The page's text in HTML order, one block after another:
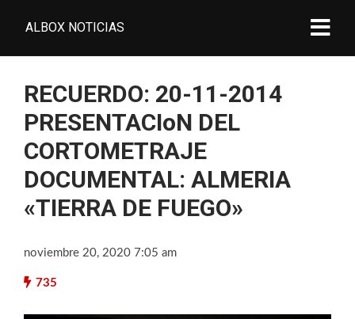
ALBOX NOTICIAS
RECUERDO: 20-11-2014
PRESENTACIoN DEL
CORTOMETRAJE
DOCUMENTAL: ALMERIA
«TIERRA DE FUEGO»
noviembre 20, 2020 7:05 am
735